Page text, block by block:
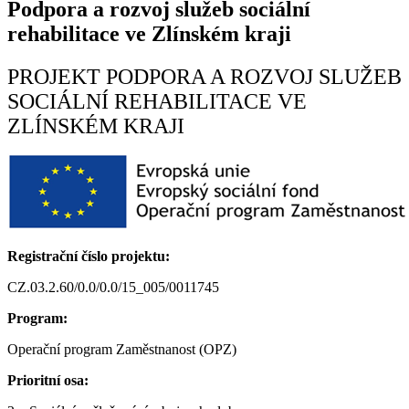
Podpora a rozvoj služeb sociální
rehabilitace ve Zlínském kraji
PROJEKT PODPORA A ROZVOJ SLUŽEB
SOCIÁLNÍ REHABILITACE VE
ZLÍNSKÉM KRAJI
Registrační číslo projektu:
CZ.03.2.60/0.0/0.0/15_005/0011745
Program:
Operační program Zaměstnanost (OPZ)
Prioritní osa: